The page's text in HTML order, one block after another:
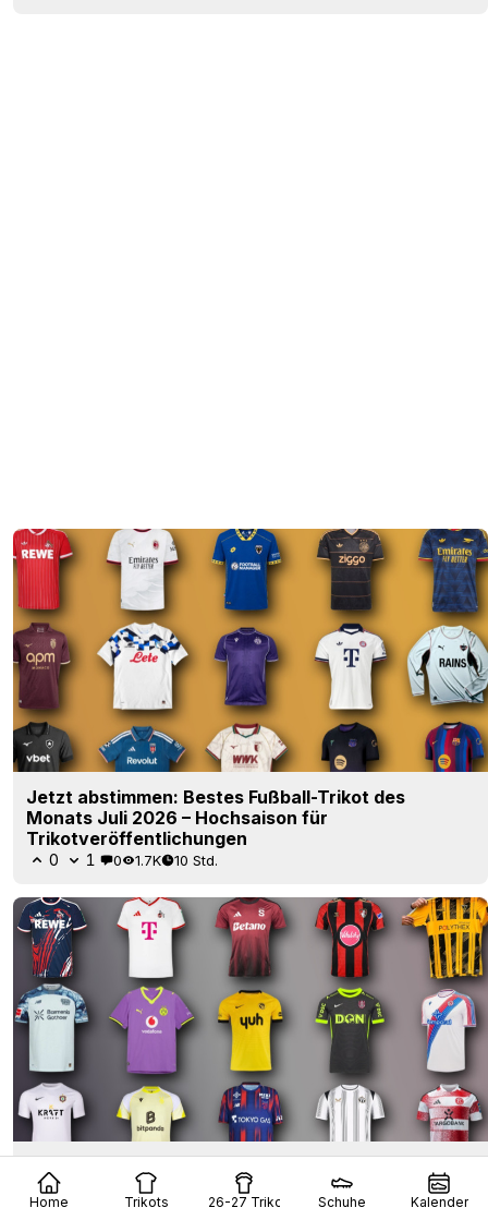
Home Trikots 26-27 Trikots Schuhe Kalender
Jetzt abstimmen: Bestes Fußball-Trikot des
Monats Juli 2026 – Hochsaison für
Trikotveröffentlichungen
0 1 0 1.7K 10 Std.
des Monats Juli 2026
1 1.3K 10 Std.